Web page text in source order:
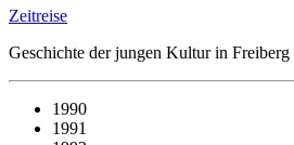
Zeitreise
Geschichte der jungen Kultur in Freiberg
1990
1991